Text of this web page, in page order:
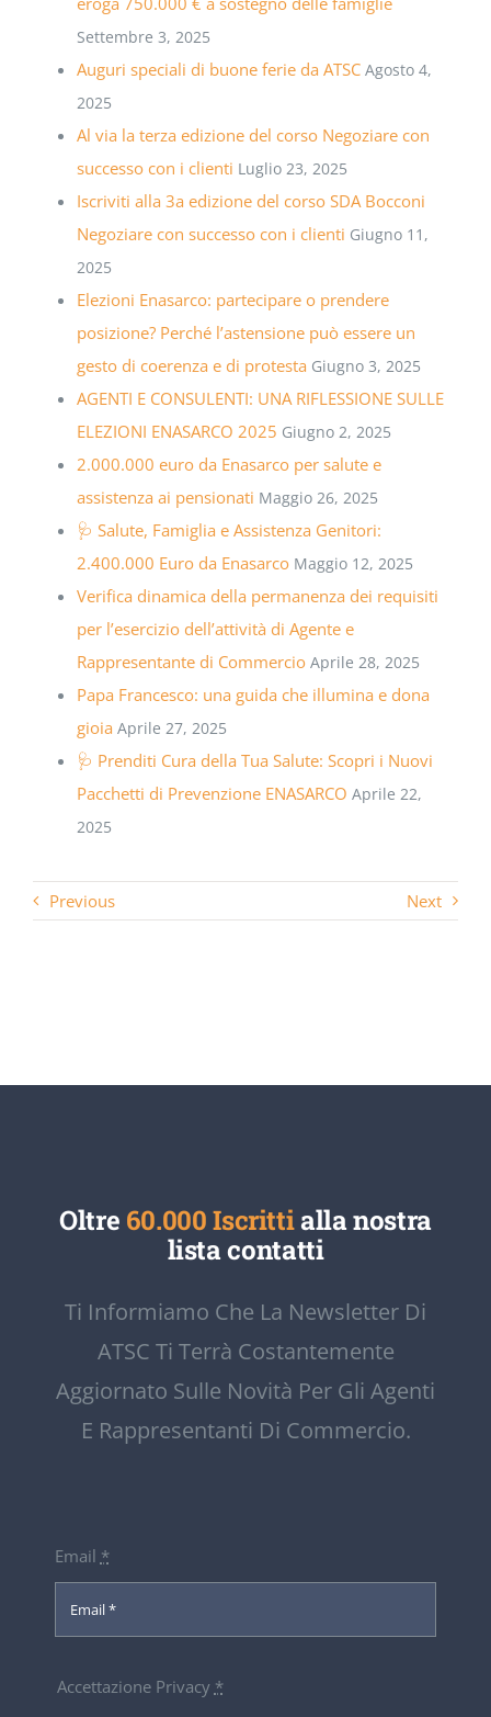
Settembre 3, 2025
Auguri speciali di buone ferie da ATSC Agosto 4,
2025
Al via la terza edizione del corso Negoziare con
successo con i clienti Luglio 23, 2025
Iscriviti alla 3a edizione del corso SDA Bocconi
Negoziare con successo con i clienti Giugno 11,
2025
Elezioni Enasarco: partecipare o prendere
posizione? Perché l’astensione può essere un
gesto di coerenza e di protesta Giugno 3, 2025
AGENTI E CONSULENTI: UNA RIFLESSIONE SULLE
ELEZIONI ENASARCO 2025 Giugno 2, 2025
2.000.000 euro da Enasarco per salute e
assistenza ai pensionati Maggio 26, 2025
🩺 Salute, Famiglia e Assistenza Genitori:
2.400.000 Euro da Enasarco Maggio 12, 2025
Verifica dinamica della permanenza dei requisiti
per l’esercizio dell’attività di Agente e
Rappresentante di Commercio Aprile 28, 2025
Papa Francesco: una guida che illumina e dona
gioia Aprile 27, 2025
🩺 Prenditi Cura della Tua Salute: Scopri i Nuovi
Pacchetti di Prevenzione ENASARCO Aprile 22,
2025
Previous Next
Oltre 60.000 Iscrittialla nostra
lista contatti
Ti Informiamo Che La Newsletter Di
ATSC Ti Terrà Costantemente
Aggiornato Sulle Novità Per Gli Agenti
E Rappresentanti Di Commercio.
Email *
Accettazione Privacy *